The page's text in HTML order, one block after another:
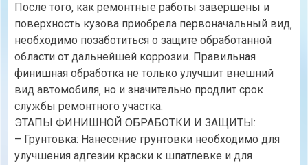
После того‚ как ремонтные работы завершены и
поверхность кузова приобрела первоначальный вид‚
необходимо позаботиться о защите обработанной
области от дальнейшей коррозии. Правильная
финишная обработка не только улучшит внешний
вид автомобиля‚ но и значительно продлит срок
службы ремонтного участка.
ЭТАПЫ ФИНИШНОЙ ОБРАБОТКИ И ЗАЩИТЫ:
– Грунтовка: Нанесение грунтовки необходимо для
улучшения адгезии краски к шпатлевке и для